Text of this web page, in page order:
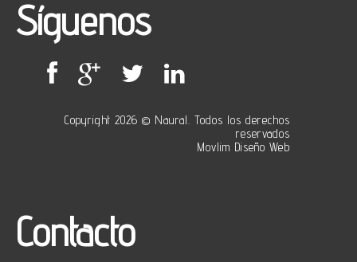
Síguenos
Copyright 2026 © Naural. Todos los derechos
reservados
Movlim Diseño Web
Contacto